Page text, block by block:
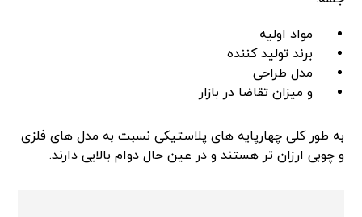
مواد اولیه
برند تولید کننده
مدل طراحی
و میزان تقاضا در بازار
به طور کلی چهارپایه های پلاستیکی نسبت به مدل های فلزی
و چوبی ارزان تر هستند و در عین حال دوام بالایی دارند.